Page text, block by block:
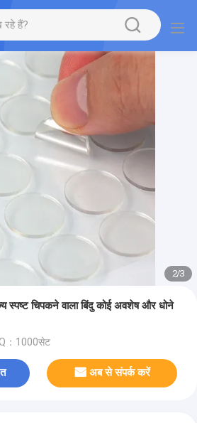
2/3
स्पष्ट चिपकने वाला बिंदु कोई अवशेष और धोने
：1000सेट
अब से संपर्क करें